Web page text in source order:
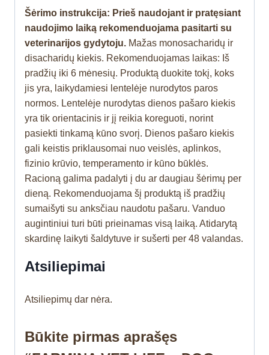
Šėrimo instrukcija: Prieš naudojant ir pratęsiant
naudojimo laiką rekomenduojama pasitarti su
veterinarijos gydytoju. Mažas monosacharidų ir
disacharidų kiekis. Rekomenduojamas laikas: Iš
pradžių iki 6 mėnesių. Produktą duokite tokį, koks
jis yra, laikydamiesi lentelėje nurodytos paros
normos. Lentelėje nurodytas dienos pašaro kiekis
yra tik orientacinis ir jį reikia koreguoti, norint
pasiekti tinkamą kūno svorį. Dienos pašaro kiekis
gali keistis priklausomai nuo veislės, aplinkos,
fizinio krūvio, temperamento ir kūno būklės.
Racioną galima padalyti į du ar daugiau šėrimų per
dieną. Rekomenduojama šį produktą iš pradžių
sumaišyti su anksčiau naudotu pašaru. Vanduo
augintiniui turi būti prieinamas visą laiką. Atidarytą
skardinę laikyti šaldytuve ir sušerti per 48 valandas.
Atsiliepimai
Atsiliepimų dar nėra.
Būkite pirmas aprašęs